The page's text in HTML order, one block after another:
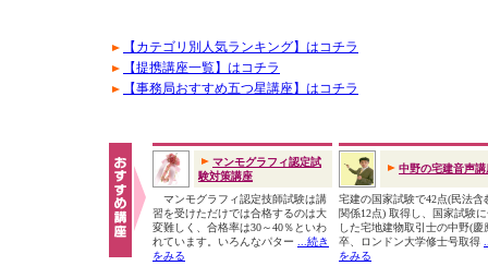
【カテゴリ別人気ランキング】はコチラ
【提携講座一覧】はコチラ
【事務局おすすめ五つ星講座】はコチラ
マンモグラフィ認定試
験対策講座
マンモグラフィ認定技師試験は講
習を受けただけでは合格するのは大
変難しく、合格率は30～40％といわ
れています。いろんなパター
...続き
をみる
中野の宅建音声講
宅建の国家試験で42点(民法含
関係12点) 取得し、国家試験
した宅地建物取引士の中野(慶
卒、ロンドン大学修士号取得
をみる